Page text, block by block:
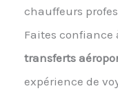
chauffeurs
Faites confiance
transferts
expérience de